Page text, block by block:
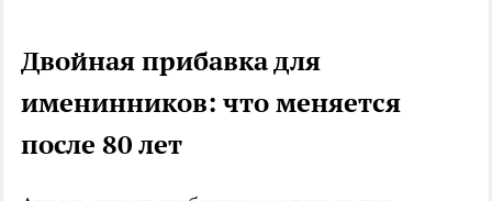
Двойная прибавка для
именинников: что меняется
после 80 лет